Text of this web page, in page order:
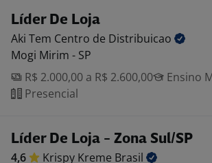
Líder De Loja
Aki Tem Centro de Distribuicao
Mogi Mirim - SP
R$ 2.000,00 a R$ 2.600,00
Ensino
Presencial
Líder De Loja - Zona Sul/SP
4,6 Krispy Kreme Brasil